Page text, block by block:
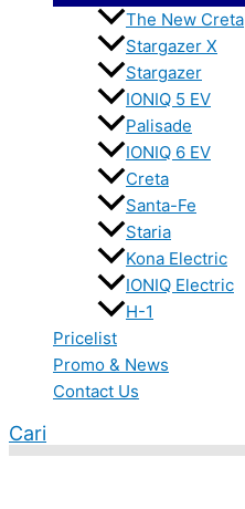
The New Creta
Stargazer X
Stargazer
IONIQ 5 EV
Palisade
IONIQ 6 EV
Creta
Santa-Fe
Staria
Kona Electric
IONIQ Electric
H-1
Pricelist
Promo & News
Contact Us
Cari